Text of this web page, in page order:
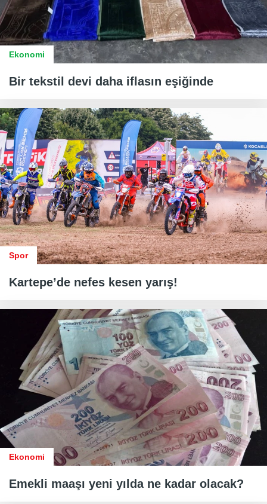
Ekonomi
Bir tekstil devi daha iflasın eşiğinde
Spor
Kartepe’de nefes kesen yarış!
Ekonomi
Emekli maaşı yeni yılda ne kadar olacak?